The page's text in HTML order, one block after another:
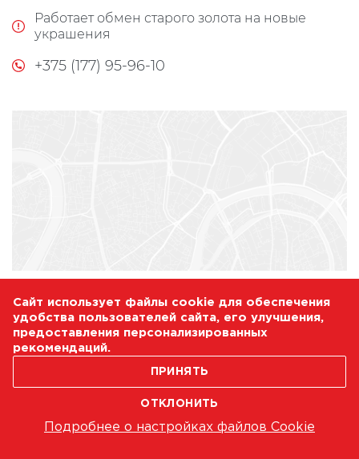
Работает обмен старого золота на новые
украшения
+375 (177) 95-96-10
Сайт использует файлы cookie для обеспечения
удобства пользователей сайта, его улучшения,
предоставления персонализированных
рекомендаций.
ПРИНЯТЬ
ОТКЛОНИТЬ
Подробнее о настройках файлов Cookie